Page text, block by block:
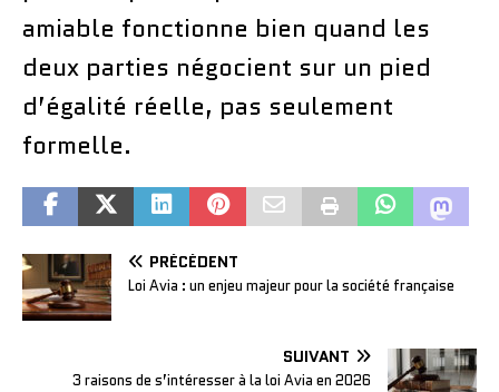
amiable fonctionne bien quand les
deux parties négocient sur un pied
d’égalité réelle, pas seulement
formelle.
PRÉCÉDENT
Loi Avia : un enjeu majeur pour la société française
SUIVANT
3 raisons de s’intéresser à la loi Avia en 2026